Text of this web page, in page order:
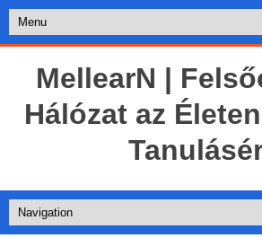
MellearN |
Hálózat az